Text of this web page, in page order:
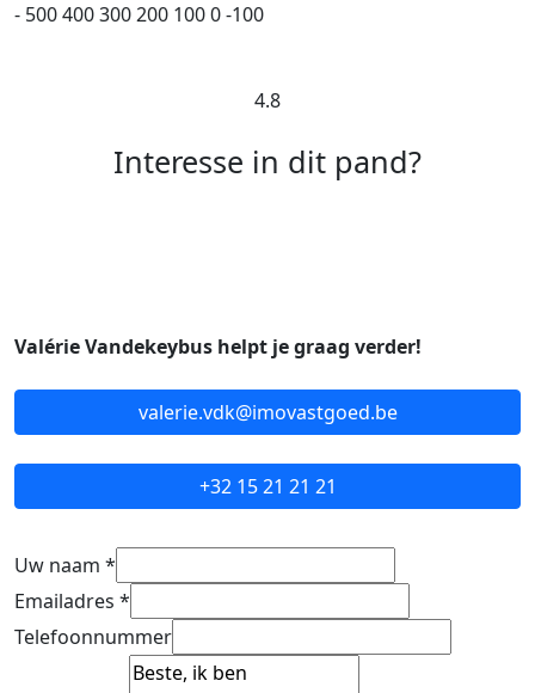
- 500400300200 1000-100
4.8
Interesse in dit pand?
Uw naam *
Emailadres *
Telefoonnummer
Valérie Vandekeybus helpt je graag verder!
valerie.vdk@imovastgoed.be
+32 15 21 21 21